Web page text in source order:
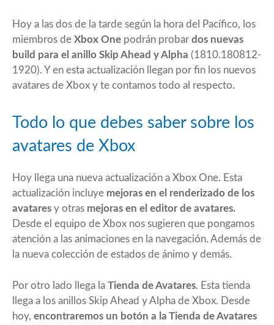
Hoy a las dos de la tarde según la hora del Pacífico, los
miembros de Xbox One podrán probar dos nuevas
build para el anillo Skip Ahead y Alpha (1810.180812-
1920). Y en esta actualización llegan por fin los nuevos
avatares de Xbox y te contamos todo al respecto.
Todo lo que debes saber sobre los
avatares de Xbox
Hoy llega una nueva actualización a Xbox One. Esta
actualización incluye mejoras en el renderizado de los
avatares y otras mejoras en el editor de avatares.
Desde el equipo de Xbox nos sugieren que pongamos
atención a las animaciones en la navegación. Además de
la nueva colección de estados de ánimo y demás.
Por otro lado llega la Tienda de Avatares. Esta tienda
llega a los anillos Skip Ahead y Alpha de Xbox. Desde
hoy, encontraremos un botón a la Tienda de Avatares